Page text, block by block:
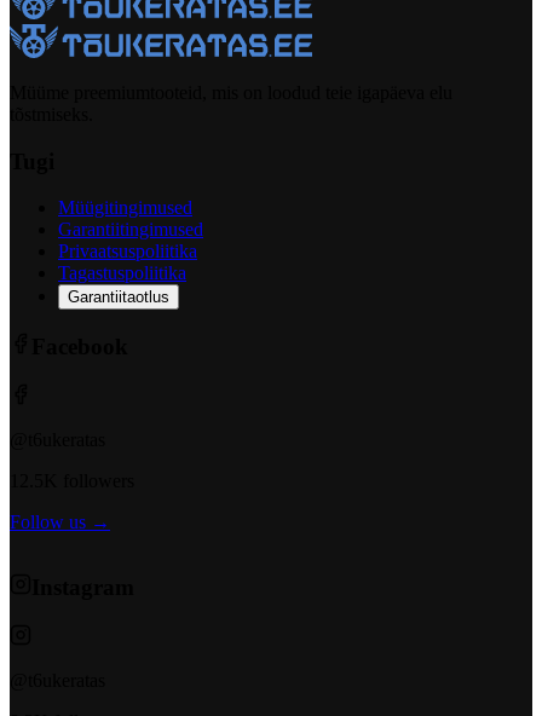
Müügitingimused
Garantiitingimused
Privaatsuspoliitika
Tagastuspoliitika
Garantiitaotlus
Follow us →